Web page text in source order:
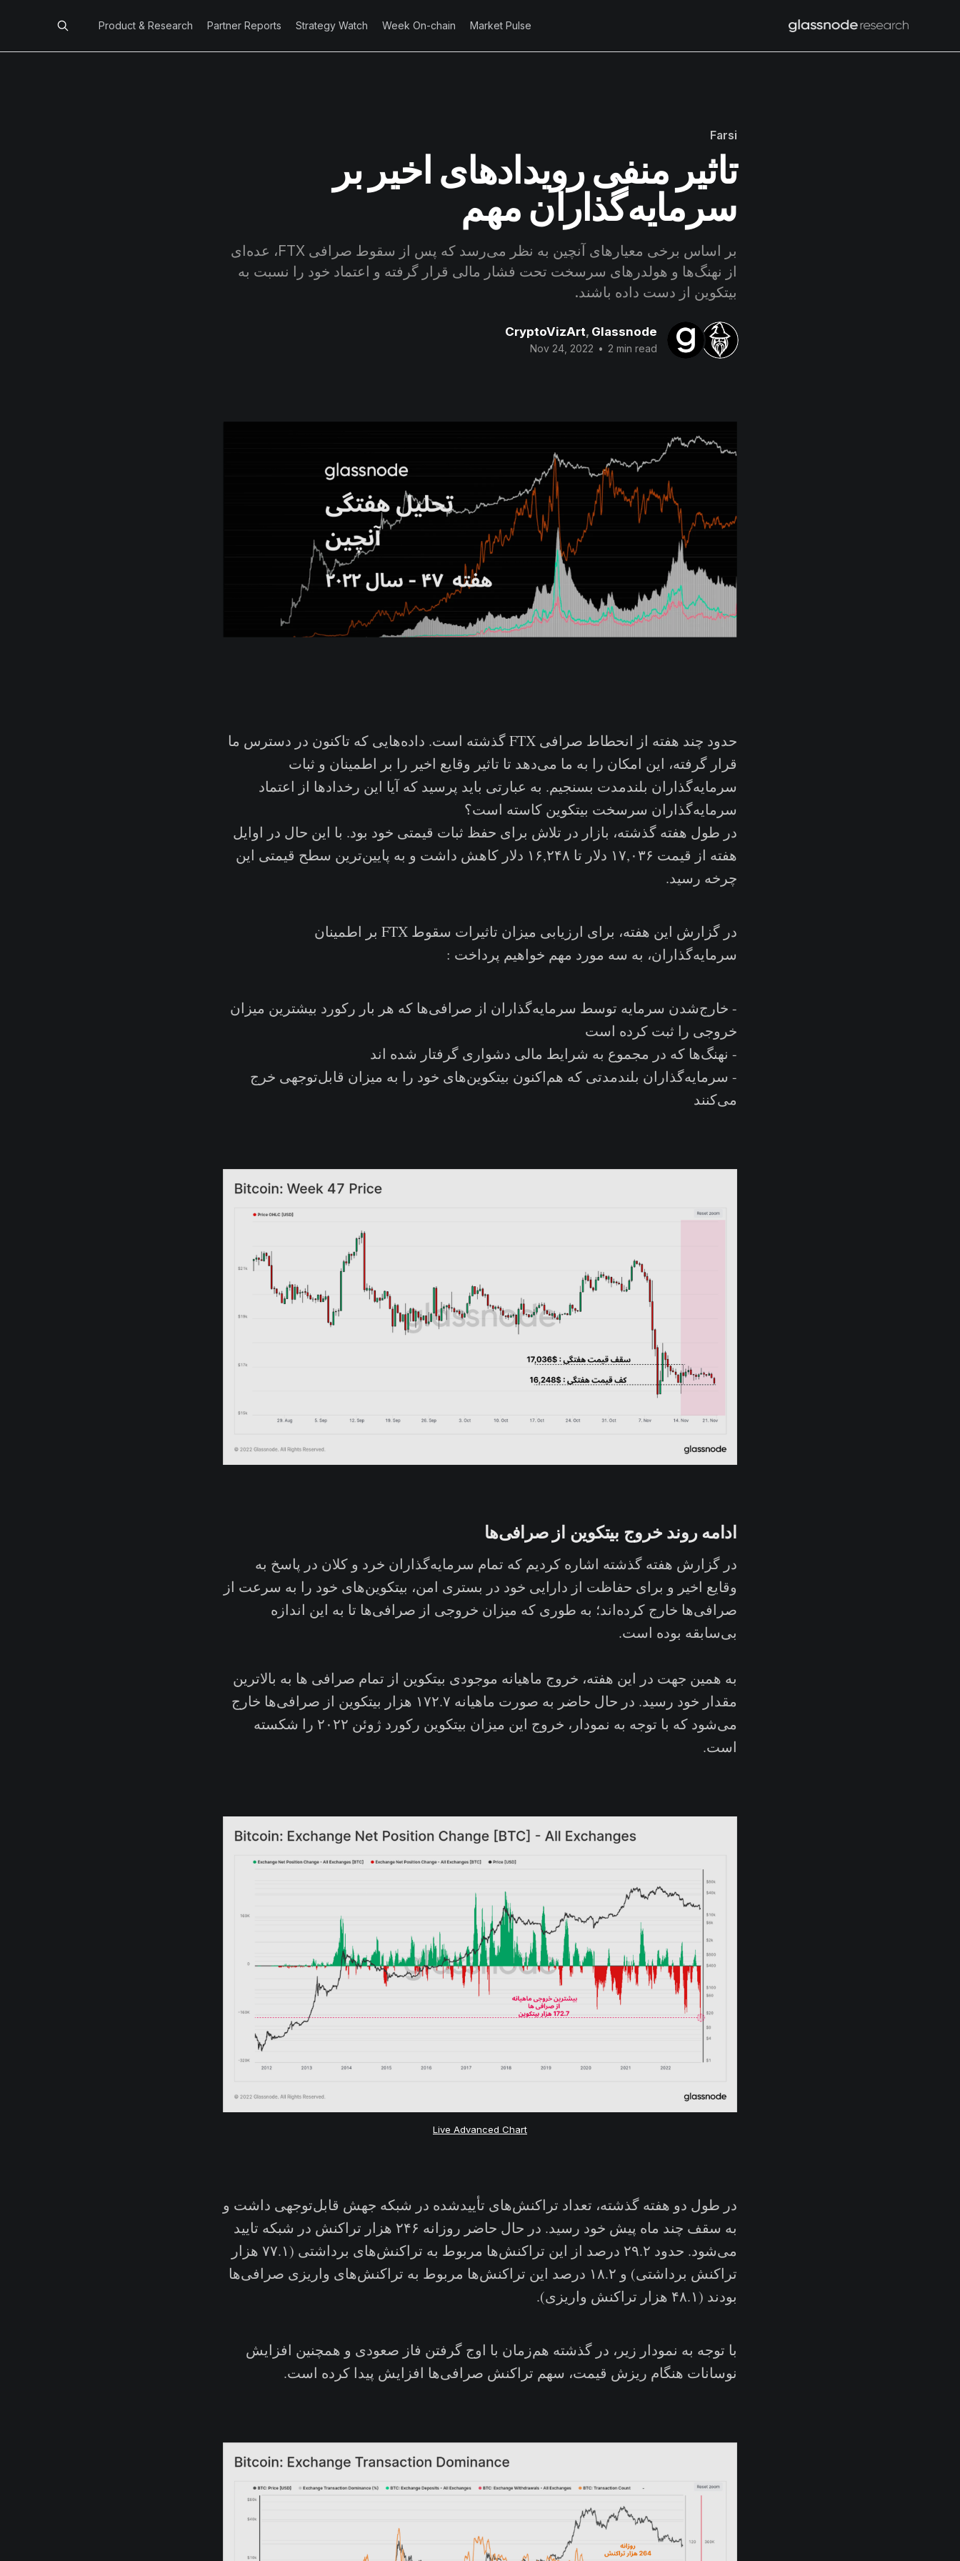
Market Pulse
Week On-chain
Strategy Watch
Partner Reports
Product & Research
Farsi
تاثیر منفی رویدادهای اخیر بر
سرمایه‌گذاران مهم
بر اساس برخی معیارهای آنچین به نظر می‌رسد که پس از سقوط صرافی FTX، عده‌ای
از نهنگ‌‌ها و هولدرهای سرسخت تحت فشار مالی قرار گرفته و اعتماد خود را نسبت به
بیتکوین از دست داده باشند.
CryptoVizArt, Glassnode
Nov 24, 2022 • 2 min read
حدود چند هفته از انحطاط صرافی FTX گذشته است. داده‌هایی که تاکنون در دسترس ما
قرار گرفته، این امکان را به ما می‌دهد تا تاثیر وقایع اخیر را بر اطمینان و ثبات
سرمایه‌گذاران بلندمدت بسنجیم. به عبارتی باید پرسید که آیا این رخدادها از اعتماد
سرمایه‌گذاران سرسخت بیتکوین کاسته است؟
در طول هفته گذشته، بازار در تلاش برای حفظ ثبات قیمتی خود بود‌. با این حال در اوایل
هفته از قیمت ۱۷,۰۳۶ دلار تا ۱۶,۲۴۸ دلار کاهش داشت و به پایین‌ترین سطح قیمتی این
چرخه رسید.
در گزارش این هفته، برای ارزیابی میزان تاثیرات سقوط FTX بر اطمینان
سرمایه‌گذاران، به سه مورد مهم خواهیم پرداخت :
- خارج‌شدن سرمایه توسط سرمایه‌گذاران از صرافی‌ها که هر بار رکورد بیشترین میزان
خروجی را ثبت کرده است
- نهنگ‌ها که در مجموع به شرایط مالی دشواری گرفتار شده اند
- سرمایه‌گذاران بلندمدتی که هم‌اکنون بیتکوین‌های خود را به میزان قابل‌توجهی خرج
می‌کنند
ادامه روند خروج بیتکوین از صرافی‌ها
در گزارش هفته گذشته اشاره کردیم که تمام سرمایه‌گذاران خرد و کلان در پاسخ به
وقایع اخیر و برای حفاظت از دارایی خود در بستری امن، بیتکوین‌های خود را به سرعت از
صرافی‌ها خارج کرده‌اند؛ به طوری که میزان خروجی از صرافی‌ها تا به این اندازه
بی‌سابقه بوده‌ است.
به همین جهت در این هفته، خروج ماهیانه موجودی بیتکوین‌ از تمام صرافی ها به بالاترین
مقدار خود رسید. در حال حاضر به صورت ماهیانه ۱۷۲.۷ هزار بیتکوین از صرافی‌ها خارج
می‌شود که با توجه به نمودار، خروج این میزان بیتکوین رکورد ژوئن ۲۰۲۲ را شکسته
است.
Live Advanced Chart
در طول دو هفته گذشته، تعداد تراکنش‌های تأییدشده در شبکه جهش قابل‌توجهی داشت و
به سقف چند ماه پیش خود رسید. در حال حاضر روزانه ۲۴۶ هزار تراکنش‌ در شبکه تایید
می‌شود. حدود ۲۹.۲ درصد از این تراکنش‌ها مربوط به تراکنش‌های برداشتی (۷۷.۱ هزار
تراکنش برداشتی) و ۱۸.۲ درصد این تراکنش‌ها مربوط به تراکنش‌های واریزی صرافی‌ها
بودند (۴۸.۱ هزار تراکنش واریزی).
با توجه به نمودار زیر، در گذشته هم‌زمان با اوج گرفتن فاز صعودی و همچنین افزایش
نوسانات هنگام ریزش قیمت، سهم تراکنش‌ صرافی‌ها افزایش پیدا کرده است.